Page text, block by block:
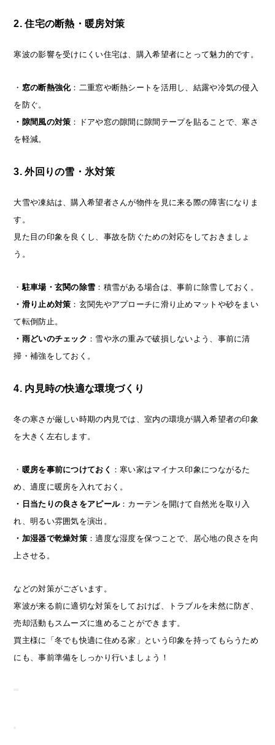
2. 住宅の断熱・暖房対策
寒波の影響を受けにくい住宅は、購入希望者にとって魅力的です。
・ 窓の断熱強化：二重窓や断熱シートを活用し、結露や冷気の侵入
を防ぐ。
・隙間風の対策 ：ドアや窓の隙間に隙間テープを貼ることで、寒さ
を軽減。
3. 外回りの雪・氷対策
大雪や凍結は、購入希望者さんが物件を見に来る際の障害になりま
す。
見た目の印象を良くし、事故を防ぐための対応をしておきましょ
う。
・駐車場・玄関の除雪 ：積雪がある場合は、事前に除雪しておく。
・滑り止め対策 ：玄関先やアプローチに滑り止めマットや砂をまい
て転倒防止。
・雨どいのチェック ：雪や氷の重みで破損しないよう、事前に清
掃・補強をしておく。
4. 内見時の快適な環境づくり
冬の寒さが厳しい時期の内見では、室内の環境が購入希望者の印象
を大きく左右します。
・ 暖房を事前につけておく ：寒い家はマイナス印象につながるた
め、適度に暖房を入れておく。
・日当たりの良さをアピール：カーテンを開けて自然光を取り入
れ、明るい雰囲気を演出。
・加湿器で乾燥対策 ：適度な湿度を保つことで、居心地の良さを向
上させる。
などの対策がございます。
寒波が来る前に適切な対策をしておけば、トラブルを未然に防ぎ、
売却活動もスムーズに進めることができます。
買主様に「冬でも快適に住める家」という印象を持ってもらうため
にも、事前準備をしっかり行いましょう！